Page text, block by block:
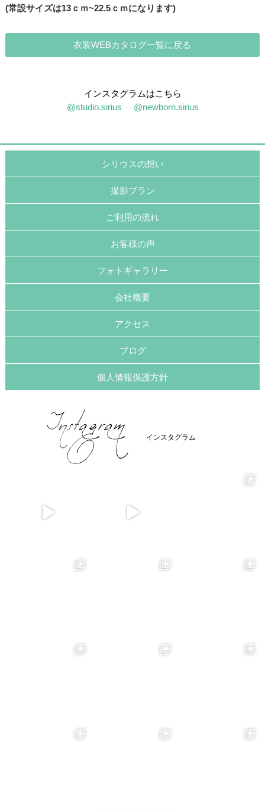
(常設サイズは13ｃｍ~22.5ｃｍになります)
衣装WEBカタログ一覧に戻る
インスタグラムはこちら
@studio.sirius
@newborn.sirius
シリウスの想い
撮影プラン
ご利用の流れ
お客様の声
フォトギャラリー
会社概要
アクセス
ブログ
個人情報保護方針
インスタグラム